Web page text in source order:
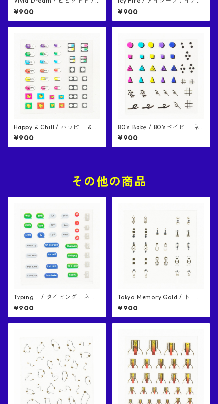
ーム ネイルシール
¥900
ネイルシール
¥900
Happy & Chill / ハッピー &チ
ル ネイルシール
¥900
80's Baby / 80'sベイビー ネ
イルシール
¥900
その他の商品
Typing... / タイピング… ネイ
ルシール
¥900
Tokyo Memory Gold / トーキ
ョーメモリー ゴールド ネイル
シール
¥900